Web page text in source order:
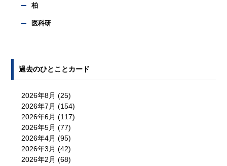
柏
医科研
過去のひとことカード
2026年8月 (25)
2026年7月 (154)
2026年6月 (117)
2026年5月 (77)
2026年4月 (95)
2026年3月 (42)
2026年2月 (68)